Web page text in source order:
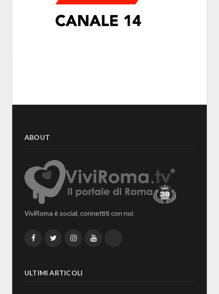
ABOUT
ViviRoma è social, connettiti con noi:
FacebookTwitterInstagramYouTube
ULTIMI ARTICOLI